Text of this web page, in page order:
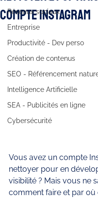
Réseaux sociaux
Entreprise
Productivité - Dev perso
Création de contenus
SEO - Référencement
Intelligence Artificielle
SEA - Publicités en ligne
Cybersécurité
compte Instagram
Vous avez un compte
nettoyer pour en
visibilité ? Mais vous ne
comment faire et par